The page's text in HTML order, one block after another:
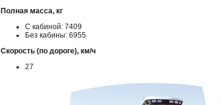
Полная масса, кг
С кабиной: 7409
Без кабины: 6955
Скорость (по дороге), км/ч
27